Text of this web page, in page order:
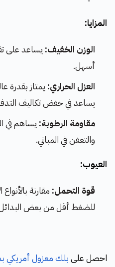
المزايا:
الوزن الخفيف: يساعد على
أسهل.
العزل الحراري: يمتاز بقدرة
يساعد في خفض تكاليف
مقاومة الرطوبة: يساهم في
والتعفن في المباني.
العيوب:
قوة التحمل: مقارنة
للضغط أقل من بعض البدائل
احصل علىبلك معزول أمريكي